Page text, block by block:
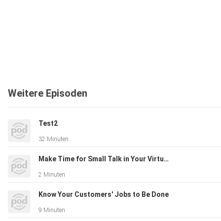
Weitere Episoden
Test2
32 Minuten
Make Time for Small Talk in Your Virtual Meetings
2 Minuten
Know Your Customers' Jobs to Be Done
9 Minuten